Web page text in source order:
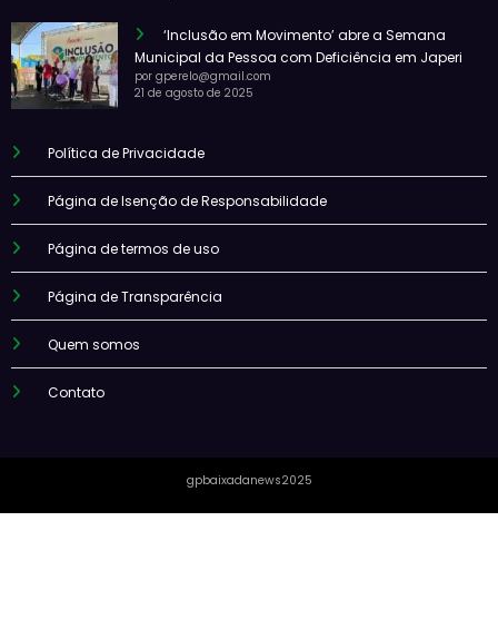
‘Inclusão em Movimento’ abre a Semana
Municipal da Pessoa com Deficiência em Japeri
por gperelo@gmail.com
21 de agosto de 2025
Política de Privacidade
Página de Isenção de Responsabilidade
Página de termos de uso
Página de Transparência
Quem somos
Contato
gpbaixadanews2025